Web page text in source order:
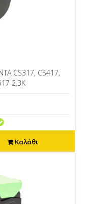
CS317, CS417,
2.3K
Καλάθι